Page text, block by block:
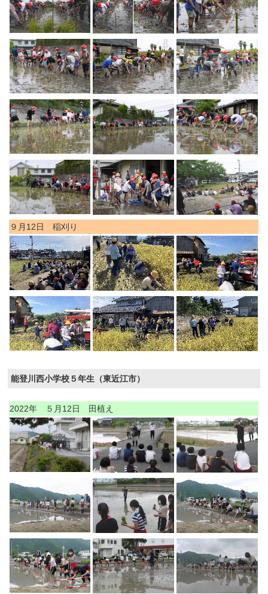
９月12日 稲刈り
能登川西小学校５年生（東近江市）
2022年 ５月12日 田植え